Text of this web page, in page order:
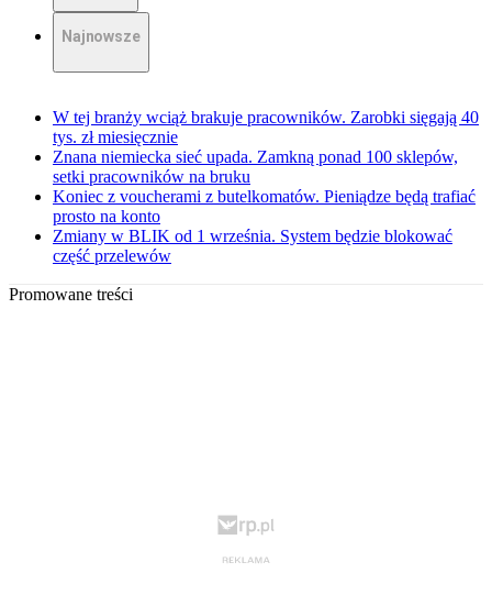
Najnowsze
W tej branży wciąż brakuje pracowników. Zarobki sięgają 40
tys. zł miesięcznie
Znana niemiecka sieć upada. Zamkną ponad 100 sklepów,
setki pracowników na bruku
Koniec z voucherami z butelkomatów. Pieniądze będą trafiać
prosto na konto
Zmiany w BLIK od 1 września. System będzie blokować
część przelewów
Promowane treści